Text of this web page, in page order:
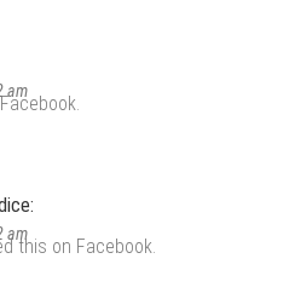
am
am
this on Facebook.